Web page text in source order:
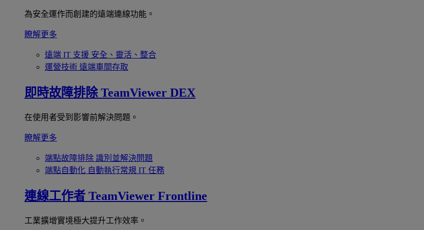
為安全運作而創建的遠端連線功能。
瞭解更多
遠端 IT 支援 安全、靈活、整合
運營技術 遠端車間存取
即時故障排除 TeamViewer DEX
在使用者受到影響前解決問題。
瞭解更多
端點故障排除 識別並解決問題
端點自動化 自動執行常規 IT 任務
連線工作者 TeamViewer Frontline
工業擴增實境極大提升工作效率。